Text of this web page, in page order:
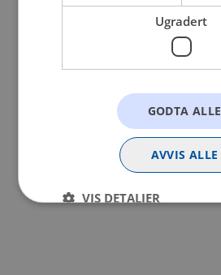
Ugradert
GODTA ALLE
AVVIS ALLE
VIS DETALJER